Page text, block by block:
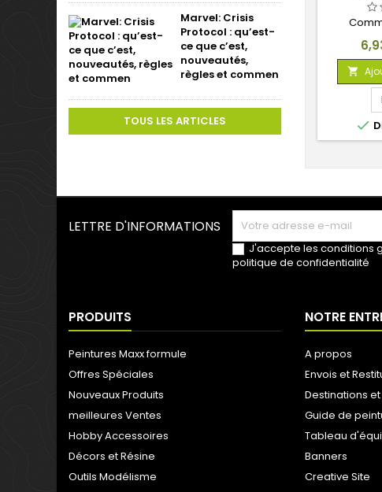
Marvel: Crisis
Protocol : qu’est-
ce que c’est,
nouveautés,
règles et commen
TOUS LES ARTICLES
Prix


LETTRE D'INFORMATIONS
J'accepte les conditions
politique de confidentialité
PRODUITS
Peintures Maxx formule
Offres Spéciales
Nouveaux Produits
meilleures Ventes
Hobby Accessoires
Décors et Résine
Outils Modélisme
NOTRE
A propos
Envois et
Destinations
Guide de
Tableau
Banners
Creative Site